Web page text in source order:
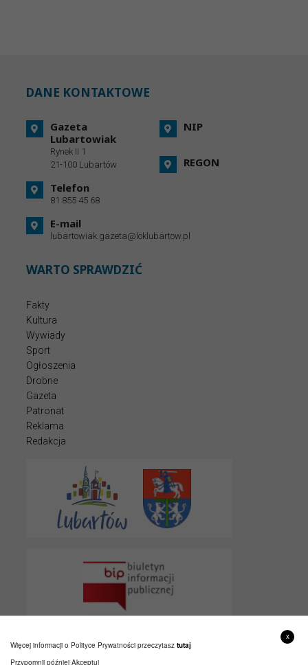
DANE KONTAKTOWE
Gazeta
Lubartowiak
Rynek II 1
21-100 Lubartów
Telefon
81 855 45 68
E-mail
lubartowiak.gazeta@loklubartow.pl
NIP
REGON
WARTO SPRAWDZIĆ
Fakty
Kultura
Wywiady
Sport
Ogłoszenia
Drobne
Gazeta
Patronat
Reklama
Redakcja
x
Więcej informacji o Polityce Prywatności przeczytasz tutaj
Przypomnij później Akceptuj